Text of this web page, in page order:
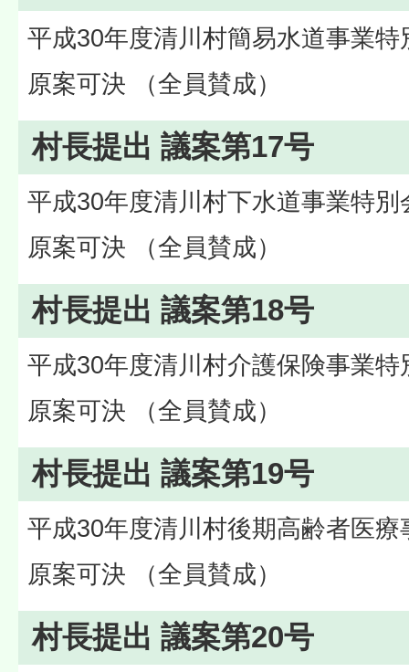
平成30年度清川村簡易水道事業特
原案可決 （全員賛成）
村長提出 議案第17号
平成30年度清川村下水道事業特別
原案可決 （全員賛成）
村長提出 議案第18号
平成30年度清川村介護保険事業特
原案可決 （全員賛成）
村長提出 議案第19号
平成30年度清川村後期高齢者医
原案可決 （全員賛成）
村長提出 議案第20号